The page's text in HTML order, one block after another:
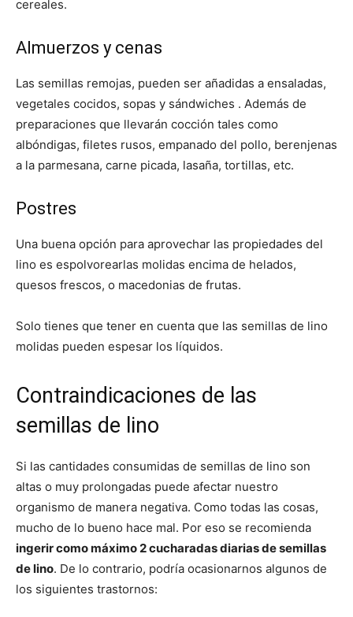
cereales.
Almuerzos y cenas
Las semillas remojas, pueden ser añadidas a ensaladas,
vegetales cocidos, sopas y sándwiches . Además de
preparaciones que llevarán cocción tales como
albóndigas, filetes rusos, empanado del pollo, berenjenas
a la parmesana, carne picada, lasaña, tortillas, etc.
Postres
Una buena opción para aprovechar las propiedades del
lino es espolvorearlas molidas encima de helados,
quesos frescos, o macedonias de frutas.
Solo tienes que tener en cuenta que las semillas de lino
molidas pueden espesar los líquidos.
Contraindicaciones de las
semillas de lino
Si las cantidades consumidas de semillas de lino son
altas o muy prolongadas puede afectar nuestro
organismo de manera negativa. Como todas las cosas,
mucho de lo bueno hace mal. Por eso se recomienda
ingerir como máximo 2 cucharadas diarias de semillas
de lino. De lo contrario, podría ocasionarnos algunos de
los siguientes trastornos: